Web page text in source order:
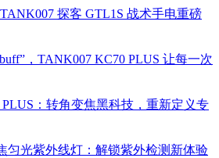
探客 GTL1S 战术手电重磅
，TANK007 KC70 PLUS 让每一次
：转角变焦黑科技，重新定义专
匀光紫外线灯：解锁紫外检测新体验